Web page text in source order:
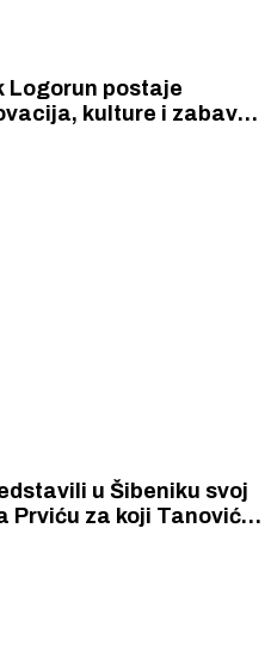
Logorun postaje
kulture i zabave
u Šibeniku svoj
Prviću za koji Tanović